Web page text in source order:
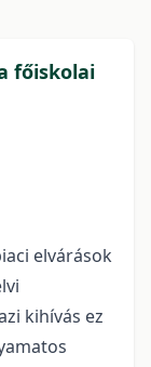
főiskolai
elvárások
kihívás ez